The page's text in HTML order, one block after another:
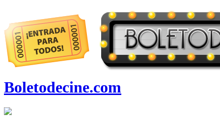
Boletodecine.com